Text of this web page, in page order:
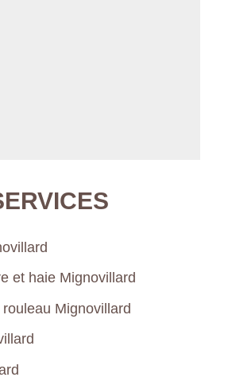
et haie Mignovillard
Mignovillard